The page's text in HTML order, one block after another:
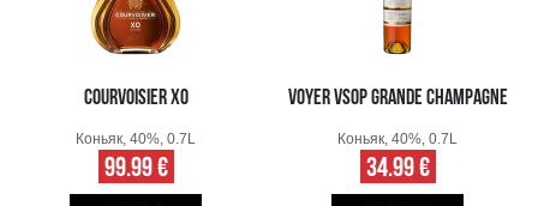
COURVOISIER XO
Коньяк, 40%, 0.7L
99.99 €
VOYER VSOP GRANDE CHAMPAGNE
Коньяк, 40%, 0.7L
34.99 €